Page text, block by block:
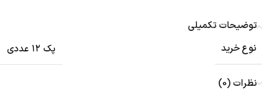
توضیحات تکمیلی
نوع خرید
پک ۱۲ عددی
نظرات (0)